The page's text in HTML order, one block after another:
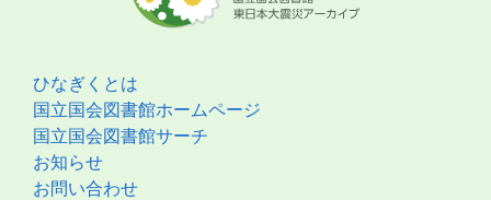
ひなぎくとは
国立国会図書館ホームページ
国立国会図書館サーチ
お知らせ
お問い合わせ